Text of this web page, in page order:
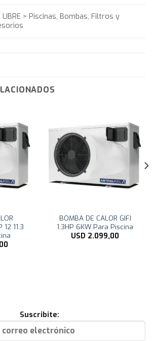
LIBRE > Piscinas, Bombas, Filtros y
12 11.3
BOMBA DE CALOR GIFI
1.3HP 6KW Para Piscina
USD 2.099,00
Suscribite: